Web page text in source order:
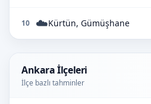
10 ☁️Kürtün, Gümüşhane
Ankara İlçeleri
İlçe bazlı tahminler